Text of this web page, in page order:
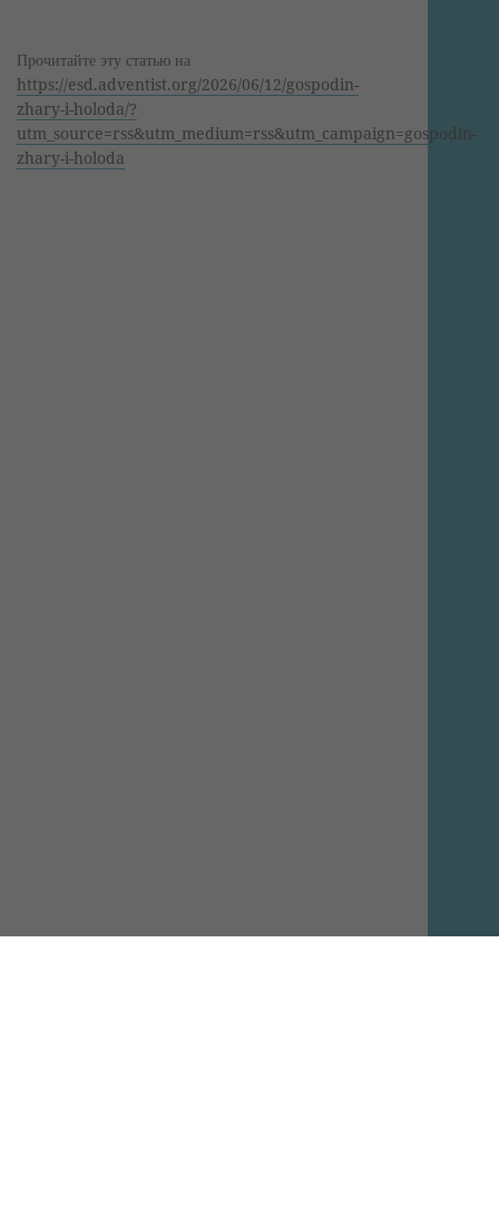
Прочитайте эту статью на
https://esd.adventist.org/2026/06/12/gospodin-
zhary-i-holoda/?
utm_source=rss&utm_medium=rss&utm_campaign=gospodin-
zhary-i-holoda